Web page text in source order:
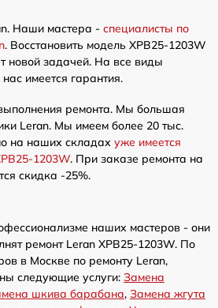
Наши мастера - специалисты по
. Восстановить модель XPB25-1203W
новой задачей. На все виды
имеется гарантия.
ремонта. Мы большая
Leran. Мы имеем более 20 тыс.
на наших складах уже имеется
1203W. При заказе ремонта на
скидка -25%.
наших мастеров - они
ремонт Leran XPB25-1203W. По
в Москве по ремонту Leran,
следующие услуги: Замена
шкива барабана, Замена жгута